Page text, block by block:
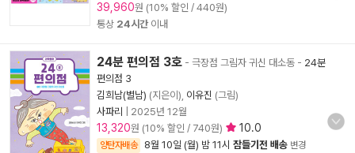
39,960원 (10% 할인 / 440원)
통상 24시간이내
24분 편의점 3호 - 극장점 그림자 귀신 대소동 - 24분
편의점 3
김희남(별남) (지은이), 이유진 (그림)
사파리
2025년 12월
13,320원 (10% 할인 / 740원) 10.0
양탄자배송 8월 10일 (월) 밤 11시 잠들기전 배송 변경